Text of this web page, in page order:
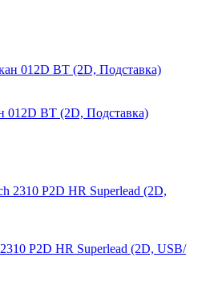
012D BT (2D, Подставка)
P2D HR Superlead (2D, USB/